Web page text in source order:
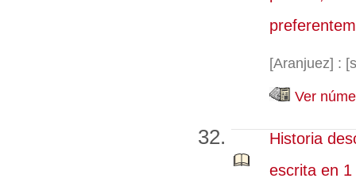
[Aranjuez] :
Ver
Historia
escrita en